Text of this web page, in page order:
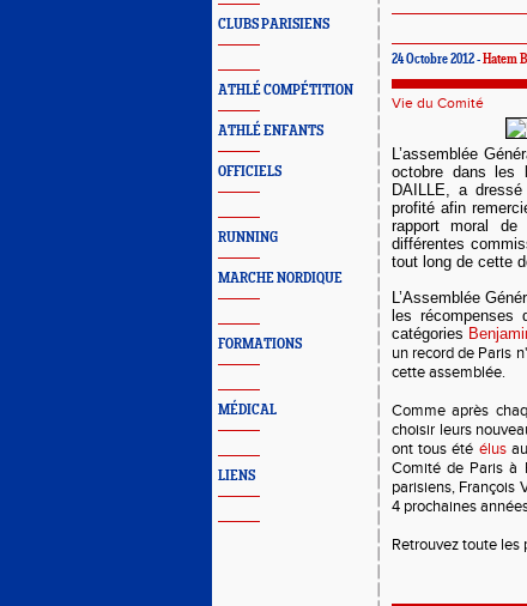
CLUBS PARISIENS
ATHLÉ COMPÉTITION
ATHLÉ ENFANTS
OFFICIELS
RUNNING
MARCHE NORDIQUE
FORMATIONS
MÉDICAL
LIENS
24 Octobre 2012 -Hatem
Vie du Comité
L’assemblée
octobre dans les
DAILLE, a
profité afin
rapport moral de
différentes
tout long de cette
L’Assemblée
les récompenses
catégories
un record de Paris
cette assemblée.
Comme après
choisir leurs
ont tous été élusau
Comité de Paris à
parisiens, François
4 prochaines
Retrouvez toute les